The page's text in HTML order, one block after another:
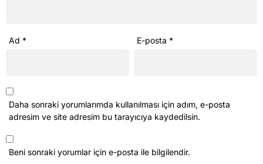
Ad * E-posta *
Daha sonraki yorumlarımda kullanılması için adım, e-posta
adresim ve site adresim bu tarayıcıya kaydedilsin.
Beni sonraki yorumlar için e-posta ile bilgilendir.